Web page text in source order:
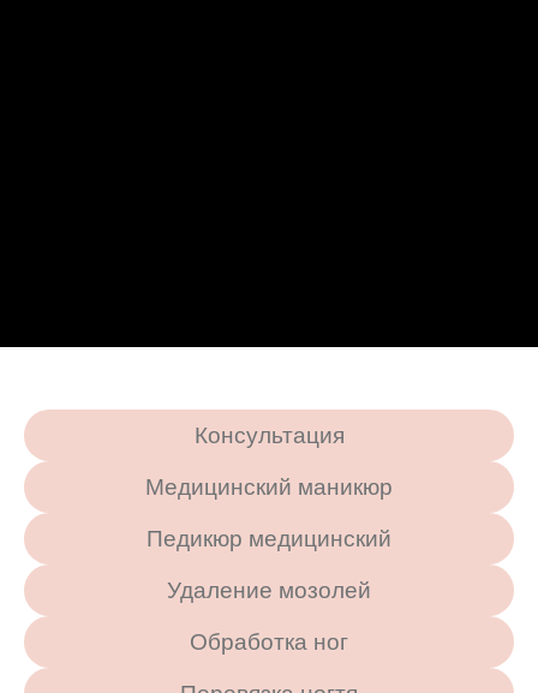
Консультация
Медицинский маникюр
Педикюр медицинский
Удаление мозолей
Обработка ног